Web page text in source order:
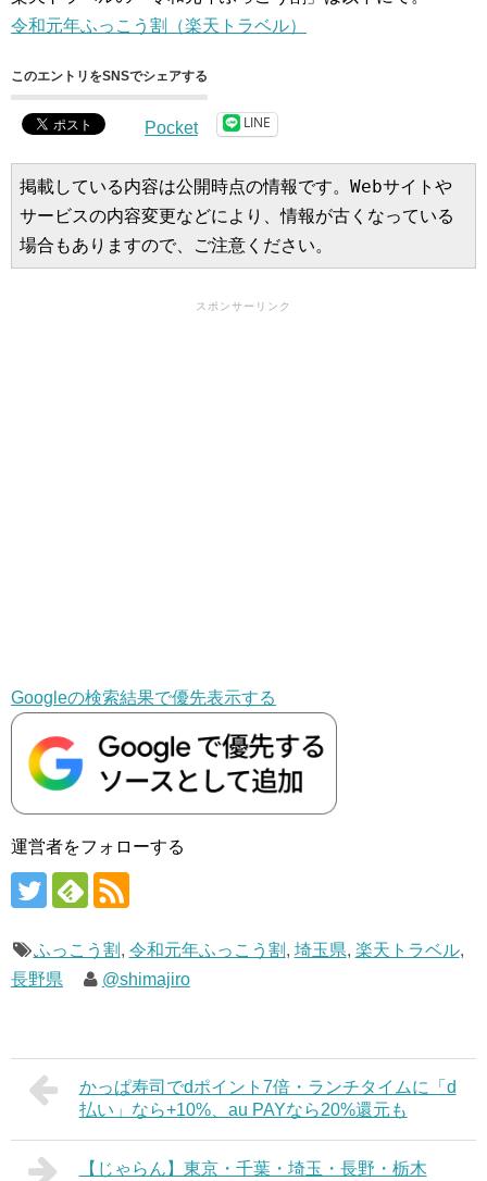
令和元年ふっこう割（楽天トラベル）
このエントリをSNSでシェアする
Pocket LINE
掲載している内容は公開時点の情報です。Webサイトや
サービスの内容変更などにより、情報が古くなっている
場合もありますので、ご注意ください。
スポンサーリンク
Googleの検索結果で優先表示する
運営者をフォローする
ふっこう割 , 令和元年ふっこう割 , 埼玉県, 楽天トラベル,
長野県
@shimajiro
かっぱ寿司でdポイント7倍・ランチタイムに「d
払い」なら+10%、au PAYなら20%還元も
【じゃらん】東京・千葉・埼玉・長野・栃木